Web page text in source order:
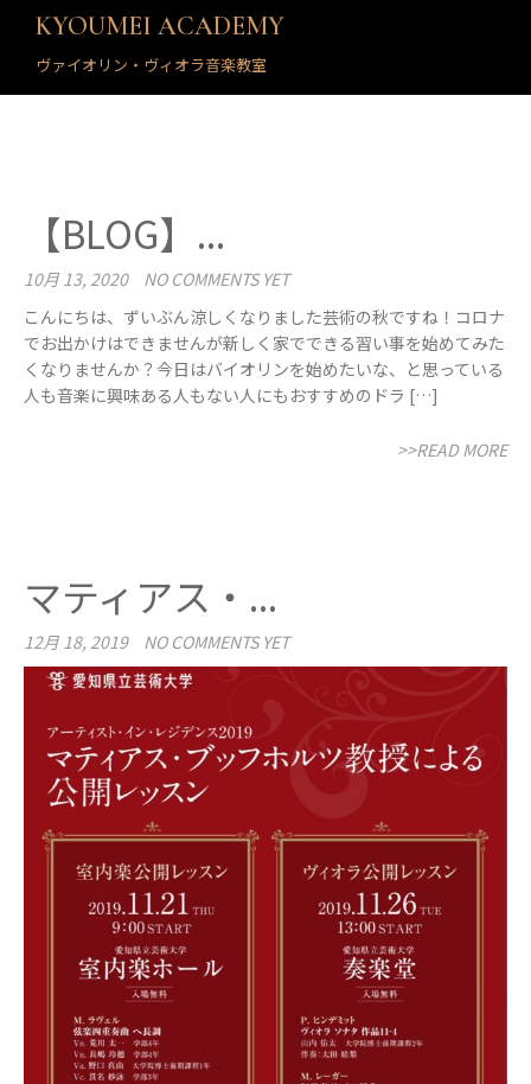
KYOUMEI ACADEMY
ヴァイオリン・ヴィオラ音楽教室
【BLOG】...
10月 13, 2020
NO COMMENTS YET
こんにちは、ずいぶん涼しくなりました芸術の秋ですね！コロナ
でお出かけはできませんが新しく家でできる習い事を始めてみた
くなりませんか？今日はバイオリンを始めたいな、と思っている
人も音楽に興味ある人もない人にもおすすめのドラ […]
>>READ MORE
マティアス・...
12月 18, 2019 NO COMMENTS YET